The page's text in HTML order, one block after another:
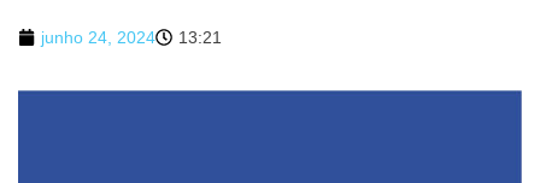
junho 24, 2024 13:21